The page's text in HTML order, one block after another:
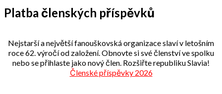
Platba členských příspěvků
Nejstarší a největší fanouškovská organizace slaví v letošním
roce 62. výročí od založení. Obnovte si své členství ve spolku
nebo se přihlaste jako nový člen. Rozšiřte republiku Slavia!
Členské příspěvky 2026